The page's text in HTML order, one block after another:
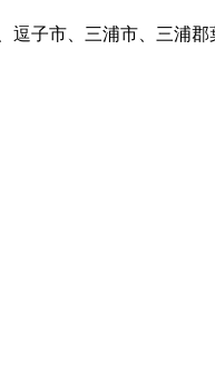
逗子市、三浦市、三浦郡